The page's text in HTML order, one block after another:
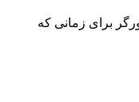
برای زمانی که